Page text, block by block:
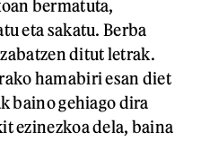
bermatuta,
eta sakatu. Berba
ditut letrak.
hamabiri esan diet
baino gehiago dira
ezinezkoa dela, baina